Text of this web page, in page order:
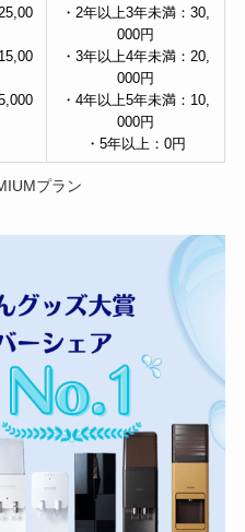
・2年以上3年未満：30,
000円
・3年以上4年未満：20,
000円
・4年以上5年未満：10,
000円
・5年以上：0円
プラン